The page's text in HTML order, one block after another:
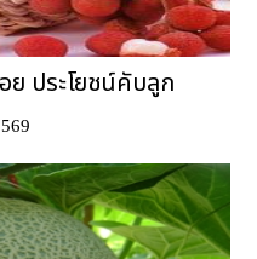
ย ประโยชน์คับลูก